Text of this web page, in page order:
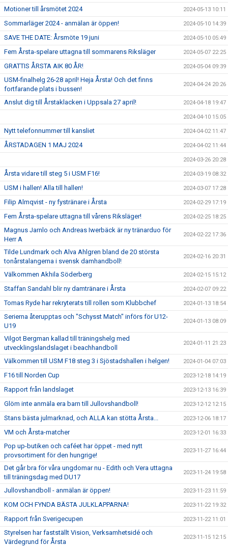
Motioner till årsmötet 2024 2024-05-13 10:11
Sommarläger 2024 - anmälan är öppen! 2024-05-10 14:39
SAVE THE DATE: Årsmöte 19 juni 2024-05-10 05:49
Fem Årsta-spelare uttagna till sommarens Riksläger 2024-05-07 22:25
GRATTIS ÅRSTA AIK 80 ÅR! 2024-05-04 09:39
USM-finalhelg 26-28 april! Heja Årsta! Och det finns
fortfarande plats i bussen!
2024-04-24 20:26
Anslut dig till Årstaklacken i Uppsala 27 april! 2024-04-18 19:47
2024-04-10 15:05
Nytt telefonnummer till kansliet 2024-04-02 11:47
ÅRSTADAGEN 1 MAJ 2024 2024-04-02 11:44
2024-03-26 20:28
Årsta vidare till steg 5 i USM F16! 2024-03-19 08:32
USM i hallen! Alla till hallen! 2024-03-07 17:28
Filip Almqvist - ny fystränare i Årsta 2024-02-29 17:19
Fem Årsta-spelare uttagna till vårens Riksläger! 2024-02-25 18:25
Magnus Jarnlo och Andreas Iwerbäck är ny tränarduo för
Herr A
2024-02-22 17:36
Tilde Lundmark och Alva Ahlgren bland de 20 största
tonårstalangerna i svensk damhandboll!
2024-02-16 20:31
Välkommen Akhila Söderberg 2024-02-15 15:12
Staffan Sandahl blir ny damtränare i Årsta 2024-02-07 09:22
Tomas Ryde har rekryterats till rollen som Klubbchef 2024-01-13 18:54
Serierna återupptas och "Schysst Match" införs för U12-
U19
2024-01-13 08:09
Vilgot Bergman kallad till träningshelg med
utvecklingslandslaget i beachhandboll
2024-01-11 21:23
Välkommen till USM F18 steg 3 i Sjöstadshallen i helgen! 2024-01-04 07:03
F16 till Norden Cup 2023-12-18 14:19
Rapport från landslaget 2023-12-13 16:39
Glöm inte anmäla era barn till Jullovshandboll! 2023-12-12 12:15
Stans bästa julmarknad, och ALLA kan stötta Årsta... 2023-12-06 18:17
VM och Årsta-matcher 2023-12-01 16:33
Pop up-butiken och caféet har öppet - med nytt
provsortiment för den hungrige!
2023-11-27 16:44
Det går bra för våra ungdomar nu - Edith och Vera uttagna
till träningsdag med DU17
2023-11-24 19:58
Jullovshandboll - anmälan är öppen! 2023-11-23 11:59
KOM OCH FYNDA BÄSTA JULKLAPPARNA! 2023-11-22 19:32
Rapport från Sverigecupen 2023-11-22 11:01
Styrelsen har fastställt Vision, Verksamhetsidé och
Värdegrund för Årsta
2023-11-15 12:15